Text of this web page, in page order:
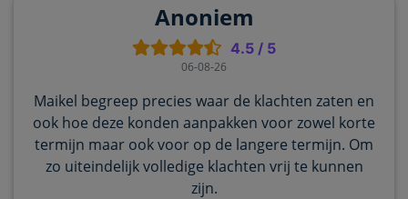
Anoniem
4.5/ 5
06-08-26
Maikel begreep precies waar de klachten zaten en
ook hoe deze konden aanpakken voor zowel korte
termijn maar ook voor op de langere termijn. Om
zo uiteindelijk volledige klachten vrij te kunnen
zijn.